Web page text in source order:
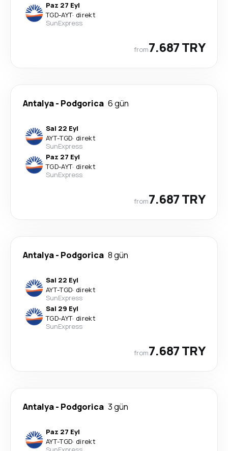
Paz 27 Eyl
TGD-AYT· direkt
SunExpress
from7.687 TRY
Antalya- Podgorica 6 gün
Sal 22 Eyl
AYT-TGD· direkt
SunExpress
Paz 27 Eyl
TGD-AYT· direkt
SunExpress
from7.687 TRY
Antalya- Podgorica 8 gün
Sal 22 Eyl
AYT-TGD· direkt
SunExpress
Sal 29 Eyl
TGD-AYT· direkt
SunExpress
from7.687 TRY
Antalya- Podgorica 3 gün
Paz 27 Eyl
AYT-TGD· direkt